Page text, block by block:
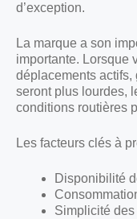
d’exception.
La marque a son
importante. Lorsque
déplacements actifs,
seront plus lourdes,
conditions routières
Les facteurs clés à
Disponibilité
Simplicité